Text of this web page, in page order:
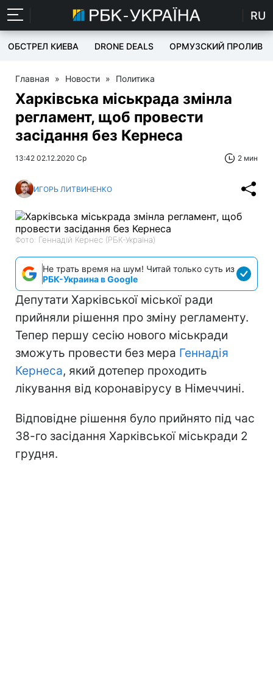
RU
ОБСТРЕЛ КИЕВА DRONE DEALS ОРМУЗСКИЙ ПРОЛИВ
Главная » Новости » Политика
Харківська міськрада змінла
регламент, щоб провести
засідання без Кернеса
13:42 02.12.2020 Ср 2 мин
ИГОРЬ ЛИТВИНЕНКО
Фото: Геннадій Кернес (РБК-Україна)
Не трать время на шум! Читай только суть из
РБК-Украина в Google
Депутати Харківської міської ради
прийняли рішення про зміну регламенту.
Тепер першу сесію нового міськради
зможуть провести без мера Геннадія
Кернеса, який дотепер проходить
лікування від коронавірусу в Німеччині.
Відповідне рішення було прийнято під час
38-го засідання Харківської міськради 2
грудня.